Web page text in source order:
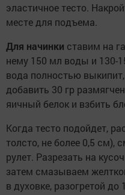
эластичное тесто.
месте для подъема.
Для начинки ставим на
нему 150 мл воды и 130-
вода полностью
добавить 30 гр
яичный белок и взбить
Когда тесто подойдет,
толсто, не более 0,5 см),
рулет. Разрезать на
затем смазываем
в духовке, разогретой до